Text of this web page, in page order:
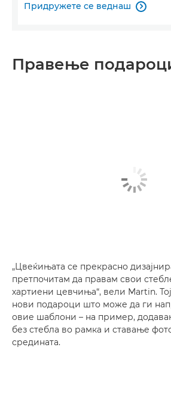
Придружете се веднаш 
Правење
„Цвеќињата се прекрасно
претпочитам да правам свои
хартиени цевчиња“, вели Martin.
нови подароци што може да ги
овие шаблони – на пример,
без стебла во рамка и ставање
средината.